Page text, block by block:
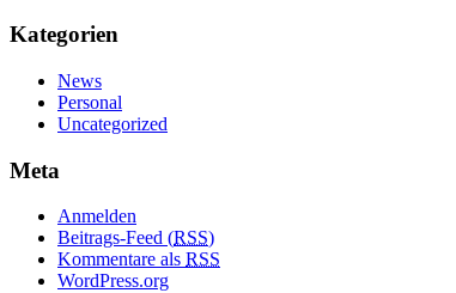
Kategorien
News
Personal
Uncategorized
Meta
Anmelden
Beitrags-Feed (RSS)
Kommentare als RSS
WordPress.org